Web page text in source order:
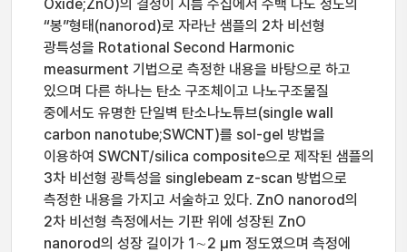
Oxide;ZnO)의 결정이 지름 수십에서 수백 나노 정도의
“봉”형태(nanorod)로 자라난 샘플의 2차 비선형
광특성을 Rotational Second Harmonic
measurment 기법으로 측정한 내용을 바탕으로 하고
있으며 다른 하나는 탄소 구조체이고 나노구조물질
중에서도 유명한 단일벽 탄소나노튜브(single wall
carbon nanotube;SWCNT)를 sol-gel 방법을
이용하여 SWCNT/silica composite으로 제작된 샘플의
3차 비선형 광특성을 singlebeam z-scan 방법으로
측정한 내용을 가지고 서술하고 있다. ZnO nanorod의
2차 비선형 측정에서는 기판 위에 성장된 ZnO
nanorod의 성장 길이가 1∼2 μm 정도였으며 측정에